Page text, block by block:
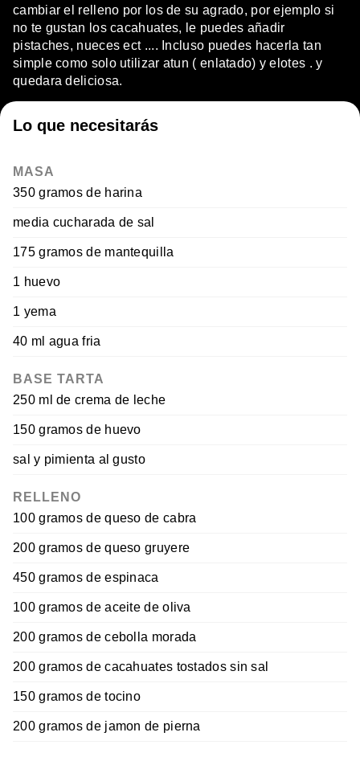
cambiar el relleno por los de su agrado, por ejemplo si
no te gustan los cacahuates, le puedes añadir
pistaches, nueces ect .... Incluso puedes hacerla tan
simple como solo utilizar atun ( enlatado) y elotes . y
quedara deliciosa.
Lo que necesitarás
MASA
350 gramos de harina
media cucharada de sal
175 gramos de mantequilla
1 huevo
1 yema
40 ml agua fria
BASE TARTA
250 ml de crema de leche
150 gramos de huevo
sal y pimienta al gusto
RELLENO
100 gramos de queso de cabra
200 gramos de queso gruyere
450 gramos de espinaca
100 gramos de aceite de oliva
200 gramos de cebolla morada
200 gramos de cacahuates tostados sin sal
150 gramos de tocino
200 gramos de jamon de pierna